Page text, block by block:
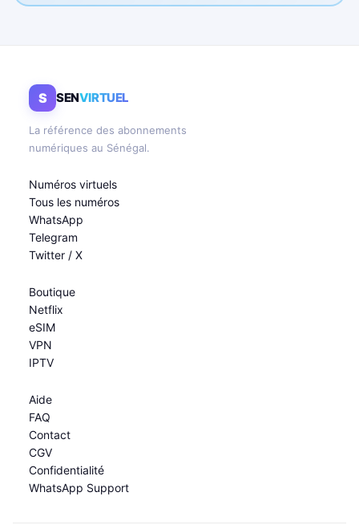
S SENVIRTUEL
La référence des abonnements
numériques au Sénégal.
Numéros virtuels
Tous les numéros
WhatsApp
Telegram
Twitter / X
Boutique
Netflix
eSIM
VPN
IPTV
Aide
FAQ
Contact
CGV
Confidentialité
WhatsApp Support